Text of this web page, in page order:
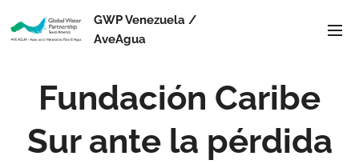
GWP Venezuela /
AveAgua
Fundación Caribe
Sur ante la pérdida